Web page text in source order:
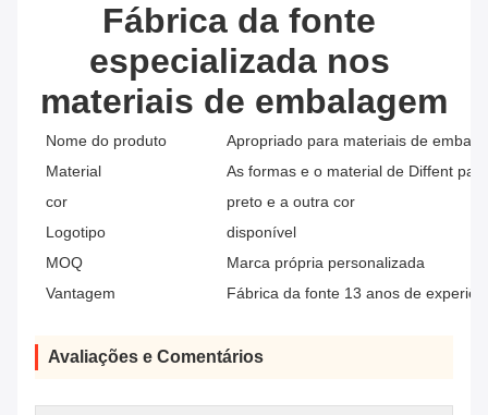
Fábrica da fonte
especializada nos
materiais de embalagem
Nome do produto
Apropriado para materiais de
Material
As formas e o material de Diffent
cor
preto e a outra cor
Logotipo
disponível
MOQ
Marca própria personalizada
Vantagem
Fábrica da fonte 13 anos de
Avaliações e Comentários